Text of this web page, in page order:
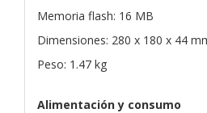
Memoria flash: 16 MB
Dimensiones: 280 x 180 x 44
Peso: 1.47 kg
Alimentación y consumo